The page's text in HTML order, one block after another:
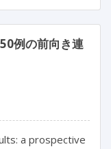
例の前向き連
a prospective